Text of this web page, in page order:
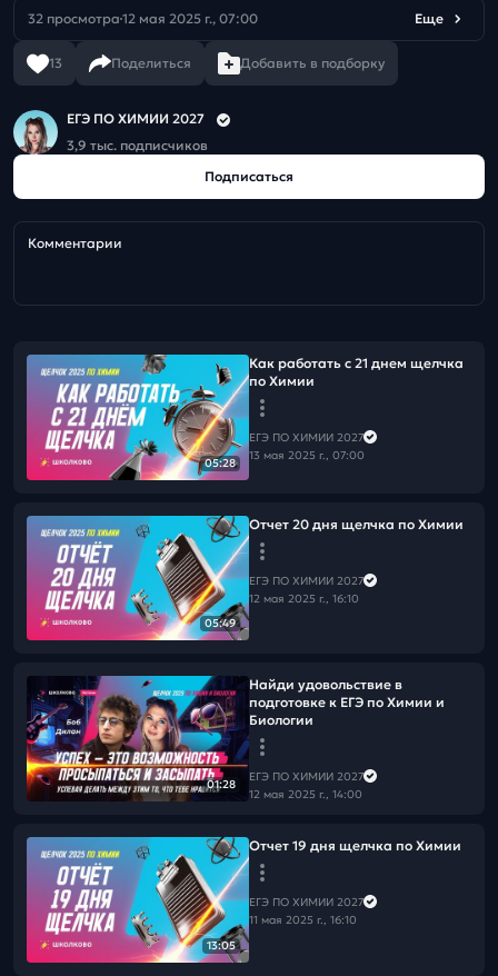
32 просмотра 12 мая 2025 г., 07:00 Еще
13 Поделиться Добавить в подборку
ЕГЭ ПО ХИМИИ 2027
3,9 тыс. подписчиков
Подписаться
Комментарии
05:28
Как работать с 21 днем щелчка
по Химии
ЕГЭ ПО ХИМИИ 2027
13 мая 2025 г., 07:00
05:49
Отчет 20 дня щелчка по Химии
ЕГЭ ПО ХИМИИ 2027
12 мая 2025 г., 16:10
01:28
Найди удовольствие в
подготовке к ЕГЭ по Химии и
Биологии
ЕГЭ ПО ХИМИИ 2027
12 мая 2025 г., 14:00
13:05
Отчет 19 дня щелчка по Химии
ЕГЭ ПО ХИМИИ 2027
11 мая 2025 г., 16:10